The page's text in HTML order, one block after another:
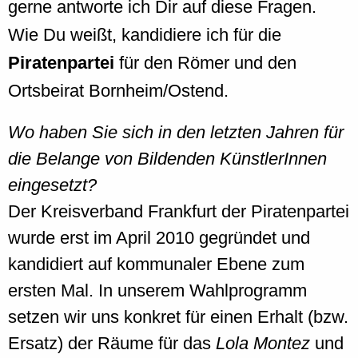
gerne antworte ich Dir auf diese Fragen.
Wie Du weißt, kandidiere ich für die
Piratenpartei für den Römer und den
Ortsbeirat Bornheim/Ostend.
Wo haben Sie sich in den letzten Jahren für
die Belange von Bildenden KünstlerInnen
eingesetzt?
Der Kreisverband Frankfurt der Piratenpartei
wurde erst im April 2010 gegründet und
kandidiert auf kommunaler Ebene zum
ersten Mal. In unserem Wahlprogramm
setzen wir uns konkret für einen Erhalt (bzw.
Ersatz) der Räume für das Lola Montez und